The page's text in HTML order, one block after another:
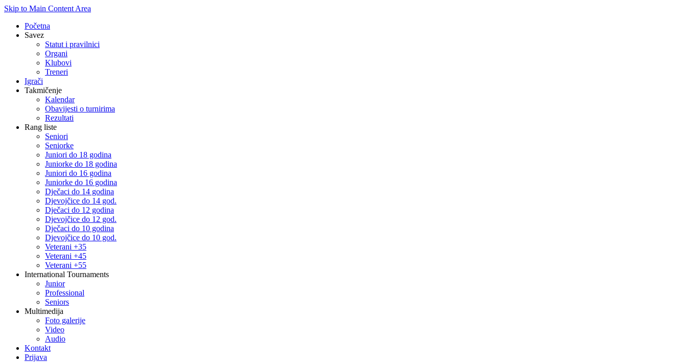
Skip to Main Content Area
Početna
Savez
Statut i pravilnici
Organi
Klubovi
Treneri
Igrači
Takmičenje
Kalendar
Obavijesti o turnirima
Rezultati
Rang liste
Seniori
Seniorke
Juniori do 18 godina
Juniorke do 18 godina
Juniori do 16 godina
Juniorke do 16 godina
Dječaci do 14 godina
Djevojčice do 14 god.
Dječaci do 12 godina
Djevojčice do 12 god.
Dječaci do 10 godina
Djevojčice do 10 god.
Veterani +35
Veterani +45
Veterani +55
International Tournaments
Junior
Professional
Seniors
Multimedija
Foto galerije
Video
Audio
Kontakt
Prijava